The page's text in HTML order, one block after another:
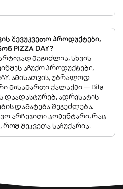
შევუკვეთო პროდუქტები,
PIZZA DAY?
შეგიძლია, სხვის
აჩუქო პროდუქტები,
ამისათვის, უბრალოდ
მისამართი ქალაქში — Bila
დაადასტურებ, ადრესატის
დამატება შეგეძლება.
არჩევითი კომენტარი, რაც
შეკვეთა საჩუქარია.